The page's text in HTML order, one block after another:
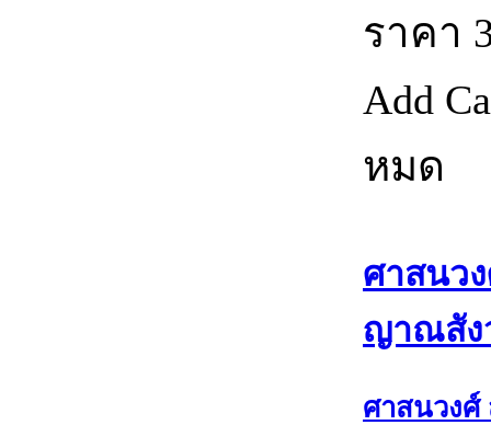
ราคา
Add
หมด
ศาสนว
ญาณสัง
ศาสนวง